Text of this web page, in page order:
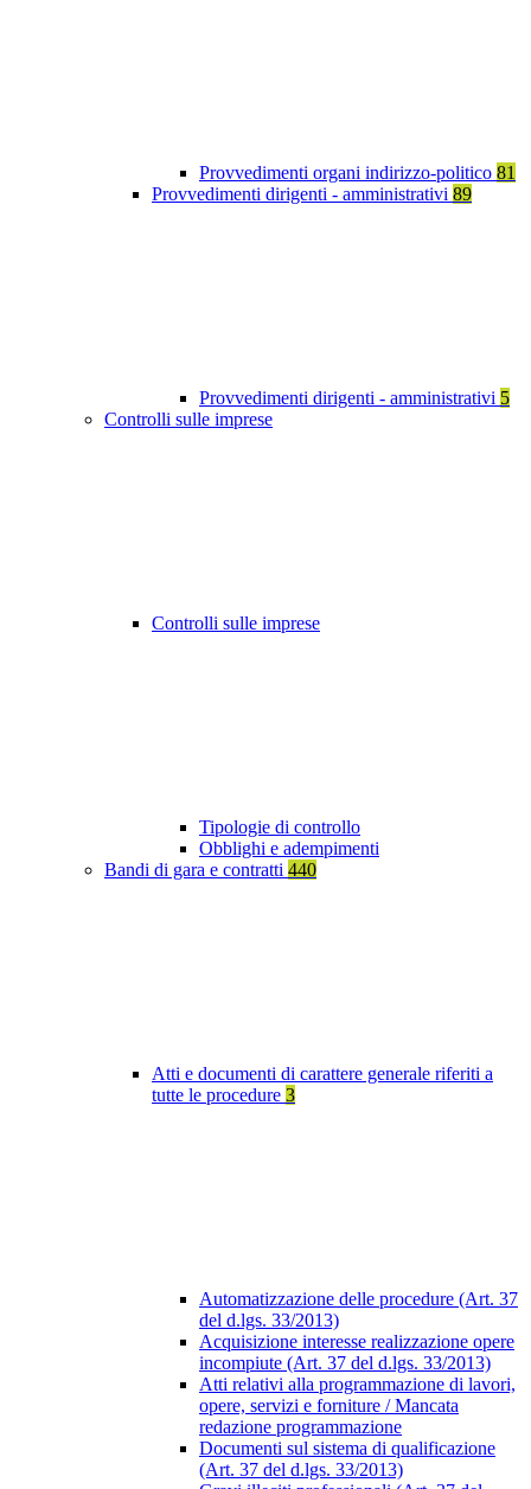
Provvedimenti organi indirizzo-politico 81
Provvedimenti dirigenti - amministrativi 89
Provvedimenti dirigenti - amministrativi 5
Controlli sulle imprese
Controlli sulle imprese
Tipologie di controllo
Obblighi e adempimenti
Bandi di gara e contratti 440
Atti e documenti di carattere generale riferiti a
tutte le procedure 3
Automatizzazione delle procedure (Art. 37
del d.lgs. 33/2013)
Acquisizione interesse realizzazione opere
incompiute (Art. 37 del d.lgs. 33/2013)
Atti relativi alla programmazione di lavori,
opere, servizi e forniture / Mancata
redazione programmazione
Documenti sul sistema di qualificazione
(Art. 37 del d.lgs. 33/2013)